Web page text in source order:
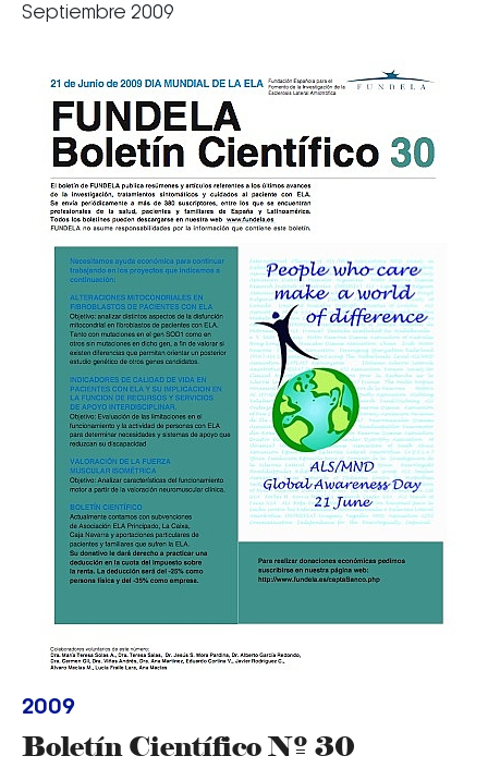
Septiembre 2009
2009
Boletín Científico Nº 30